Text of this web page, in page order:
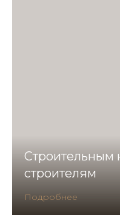
Строительным
строителям
Подробнее